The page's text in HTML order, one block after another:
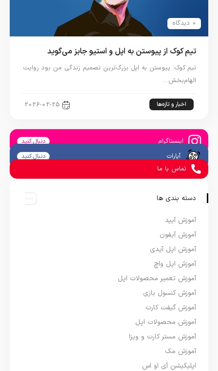
0 دیدگاه
تیم کوک از پیوستن به اپل و استیو جابز می‌گوید
تیم کوک: پیوستن به اپل بزرگ‌ترین تصمیم زندگی من بود روایت
الهام‌بخش…
اخبار و تازه‌ها 2026-02-25
اینستاگرام دنبال کنید
آپارات دنبال کنید
تماس با ما
دسته بندی ها
آموزش آیپد
آموزش آیفون
آموزش اپل آیدی
آموزش اپل واچ
آموزش تعمیر محصولات اپل
آموزش کنسول بازی
آموزش گیفت کارت
آموزش محصولات اپل
آموزش مستر کارت و ویزا
آموزش مک
اپلیکیشن آی او اس